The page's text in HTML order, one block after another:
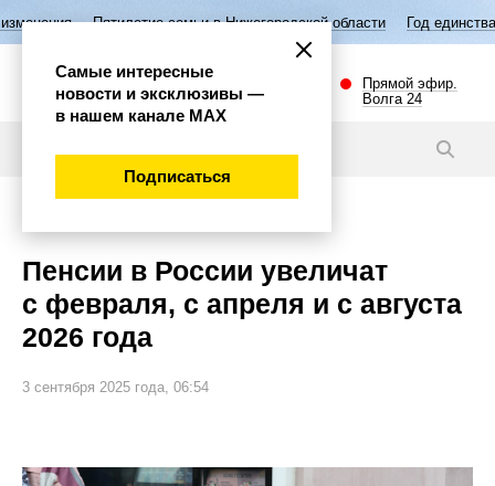
семьи в Нижегородской области Год единства народов России
Прямой эфир.
Волга 24
Пенсии в России увеличат
с февраля, с апреля и с августа
2026 года
3 сентября 2025 года, 06:54
Самые интересные
новости и эксклюзивы —
в нашем канале МАХ
Подписаться